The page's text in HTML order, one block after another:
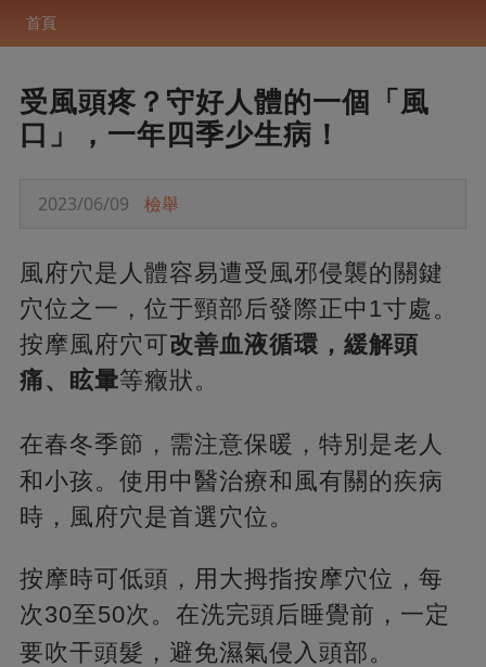
首頁
受風頭疼？守好人體的一個「風
口」，一年四季少生病！
2023/06/09 檢舉
風府穴是人體容易遭受風邪侵襲的關鍵
穴位之一，位于頸部后發際正中1寸處。
按摩風府穴可改善血液循環，緩解頭
痛、眩暈等癥狀。
在春冬季節，需注意保暖， 特別是老人
和小孩。使用中醫治療和風有關的疾病
時，風府穴是首選穴位。
按摩時可低頭，用大拇指按摩穴位，每
次30至50次。在洗完頭后睡覺前，一定
要吹干頭髮，避免濕氣侵入頭部。